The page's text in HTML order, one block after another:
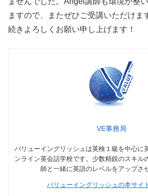
ますので、またぜひご受講いただけま
続きよろしくお願い申し上げます！
VE事務局
バリューイングリッシュは英検１級を中心に
ンライン英会話学校です。少数精鋭のスキル
師と一緒に英語のレベルをアップさ
バリューイングリッシュの本サイ